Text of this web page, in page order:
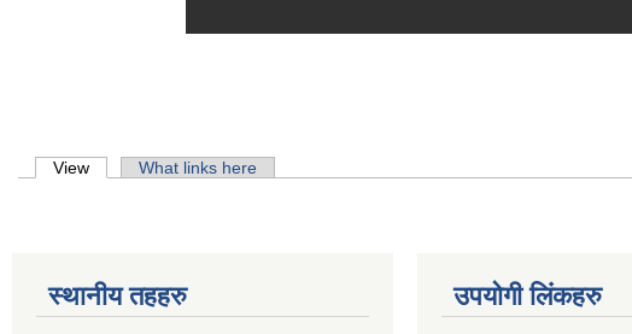
Primary tabs
View (active tab)What links here
स्थानीय तहहरु उपयोगी लिंकहरु